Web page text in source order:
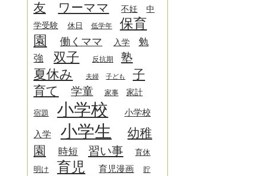
友
ワーママ 不妊
中
学受験
休日 低学年
保育
園
働くママ 入学
勉
強
双子 反抗期 塾
夏休み 夫婦 子ども
子
育て
学童 家事 家計
宿題 小学校 小学校
入学 小学生
幼稚
園
時短 習い事
育休
明け
育児 育児漫画
貯